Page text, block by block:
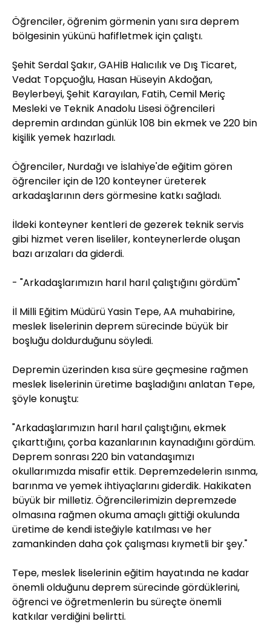
Öğrenciler, öğrenim görmenin yanı sıra deprem
bölgesinin yükünü hafifletmek için çalıştı.
Şehit Serdal Şakır, GAHİB Halıcılık ve Dış Ticaret,
Vedat Topçuoğlu, Hasan Hüseyin Akdoğan,
Beylerbeyi, Şehit Karayılan, Fatih, Cemil Meriç
Mesleki ve Teknik Anadolu Lisesi öğrencileri
depremin ardından günlük 108 bin ekmek ve 220 bin
kişilik yemek hazırladı.
Öğrenciler, Nurdağı ve İslahiye'de eğitim gören
öğrenciler için de 120 konteyner üreterek
arkadaşlarının ders görmesine katkı sağladı.
İldeki konteyner kentleri de gezerek teknik servis
gibi hizmet veren liseliler, konteynerlerde oluşan
bazı arızaları da giderdi.
- "Arkadaşlarımızın harıl harıl çalıştığını gördüm"
İl Milli Eğitim Müdürü Yasin Tepe, AA muhabirine,
meslek liselerinin deprem sürecinde büyük bir
boşluğu doldurduğunu söyledi.
Depremin üzerinden kısa süre geçmesine rağmen
meslek liselerinin üretime başladığını anlatan Tepe,
şöyle konuştu:
"Arkadaşlarımızın harıl harıl çalıştığını, ekmek
çıkarttığını, çorba kazanlarının kaynadığını gördüm.
Deprem sonrası 220 bin vatandaşımızı
okullarımızda misafir ettik. Depremzedelerin ısınma,
barınma ve yemek ihtiyaçlarını giderdik. Hakikaten
büyük bir milletiz. Öğrencilerimizin depremzede
olmasına rağmen okuma amaçlı gittiği okulunda
üretime de kendi isteğiyle katılması ve her
zamankinden daha çok çalışması kıymetli bir şey."
Tepe, meslek liselerinin eğitim hayatında ne kadar
önemli olduğunu deprem sürecinde gördüklerini,
öğrenci ve öğretmenlerin bu süreçte önemli
katkılar verdiğini belirtti.